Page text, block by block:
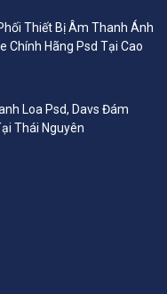
Thiết Bị Âm Thanh Ánh
Chính Hãng Psd Tại Cao
Loa Psd, Davs Đám
Thái Nguyên